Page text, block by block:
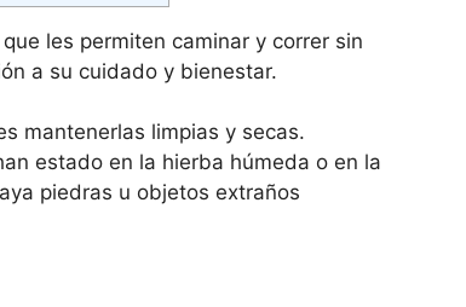
les permiten caminar y correr sin
a su cuidado y bienestar.
mantenerlas limpias y secas.
estado en la hierba húmeda o en la
piedras u objetos extraños